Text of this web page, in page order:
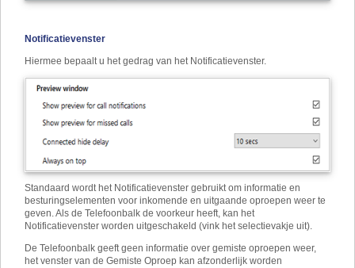
Notificatievenster
Hiermee bepaalt u het gedrag van het Notificatievenster.
Standaard wordt het Notificatievenster gebruikt om informatie en
besturingselementen voor inkomende en uitgaande oproepen weer te
geven. Als de Telefoonbalk de voorkeur heeft, kan het
Notificatievenster worden uitgeschakeld (vink het selectievakje uit).
De Telefoonbalk geeft geen informatie over gemiste oproepen weer,
het venster van de Gemiste Oproep kan afzonderlijk worden